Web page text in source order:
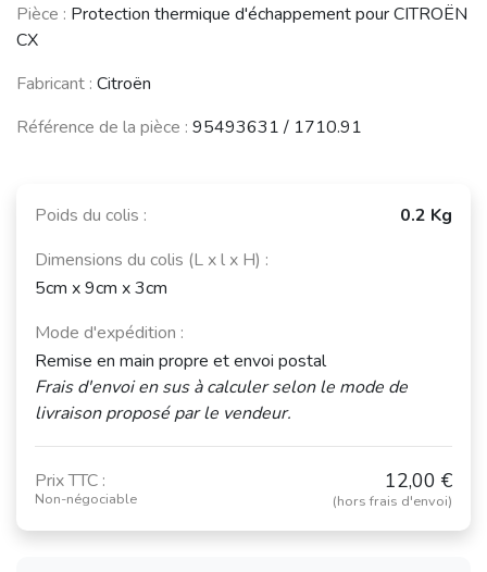
Pièce : Protection thermique d'échappement pour CITROËN
CX
Fabricant : Citroën
Référence de la pièce : 95493631 / 1710.91
Poids du colis :
0.2 Kg
Dimensions du colis (L x l x H) :
5cm x 9cm x 3cm
Mode d'expédition :
Remise en main propre et envoi postal
Frais d'envoi en sus à calculer selon le mode de
livraison proposé par le vendeur.
Prix TTC :
Non-négociable
12,00 €
(hors frais d'envoi)